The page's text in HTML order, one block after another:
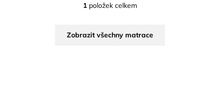
O
l
1 položek celkem
Zobrazit všechny matrace